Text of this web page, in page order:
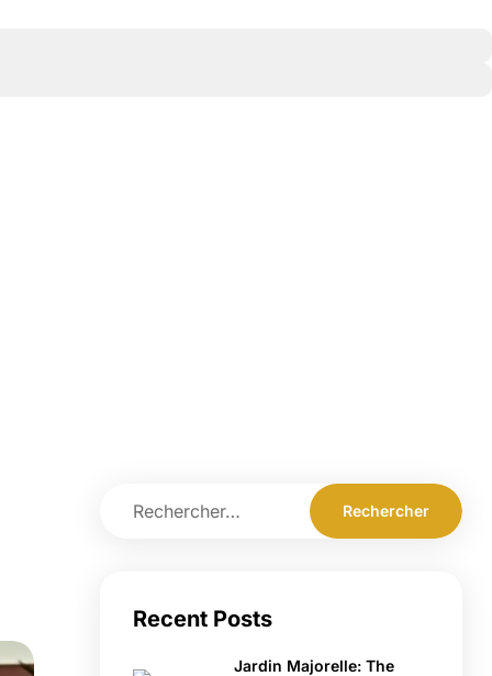
Recent Posts
Jardin Majorelle: The